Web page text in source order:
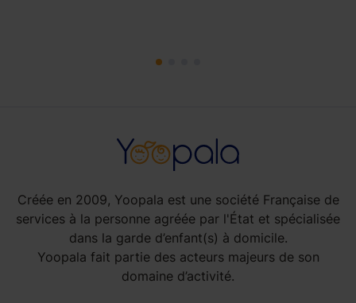
Créée en 2009, Yoopala est une société Française de
services à la personne agréée par l'État et spécialisée
dans la garde d’enfant(s) à domicile.
Yoopala fait partie des acteurs majeurs de son
domaine d’activité.